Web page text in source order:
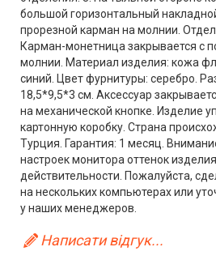
большой горизонтальный
прорезной карман на молнии.
Карман-монетница закрывается с
молнии. Материал изделия: кожа
синий. Цвет фурнитуры: серебро.
18,5*9,5*3 см. Аксессуар
на механической кнопке. Изделие
картонную коробку. Страна
Турция. Гарантия: 1 месяц.
настроек монитора оттенок
действительности. Пожалуйста,
на нескольких компьютерах или
у наших менеджеров.
Написати відгук...